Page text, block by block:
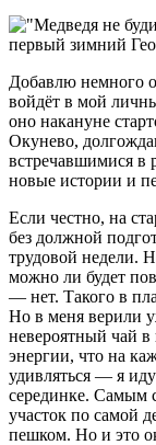
Добавлю немного
войдёт в мой
оно накануне
Окунево,
встречавшимися в
новые истории и
Если честно, на
без должной
трудовой недели.
можно ли будет
— нет. Такого в
Но в меня верили
невероятный чай
энергии, что на
удивляться — я
серединке. Самым
участок по самой
пешком. Но и это